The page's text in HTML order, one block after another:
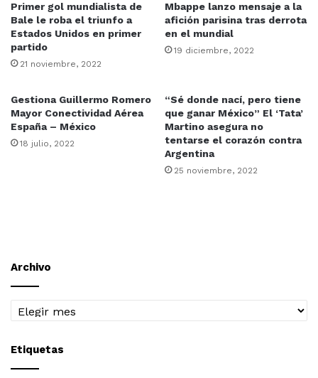
Primer gol mundialista de
Bale le roba el triunfo a
Estados Unidos en primer
partido
21 noviembre, 2022
Mbappe lanzo mensaje a la
afición parisina tras derrota
en el mundial
19 diciembre, 2022
Gestiona Guillermo Romero
Mayor Conectividad Aérea
España – México
18 julio, 2022
“Sé donde nací, pero tiene
que ganar México” El ‘Tata’
Martino asegura no
tentarse el corazón contra
Argentina
25 noviembre, 2022
Archivo
Archivo
Etiquetas